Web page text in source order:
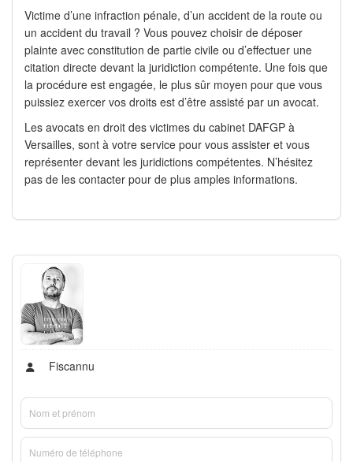
Victime d’une infraction pénale, d’un accident de la route ou
un accident du travail ? Vous pouvez choisir de déposer
plainte avec constitution de partie civile ou d’effectuer une
citation directe devant la juridiction compétente. Une fois que
la procédure est engagée, le plus sûr moyen pour que vous
puissiez exercer vos droits est d’être assisté par un avocat.
Les avocats en droit des victimes du cabinet DAFGP à
Versailles, sont à votre service pour vous assister et vous
représenter devant les juridictions compétentes. N’hésitez
pas de les contacter pour de plus amples informations.
Fiscannu